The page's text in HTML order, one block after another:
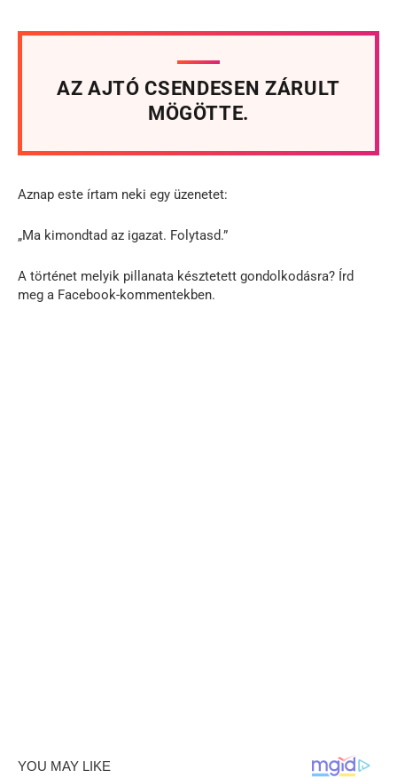
AZ AJTÓ CSENDESEN ZÁRULT
MÖGÖTTE.
Aznap este írtam neki egy üzenetet:
„Ma kimondtad az igazat. Folytasd.”
A történet melyik pillanata késztetett gondolkodásra? Írd
meg a Facebook-kommentekben.